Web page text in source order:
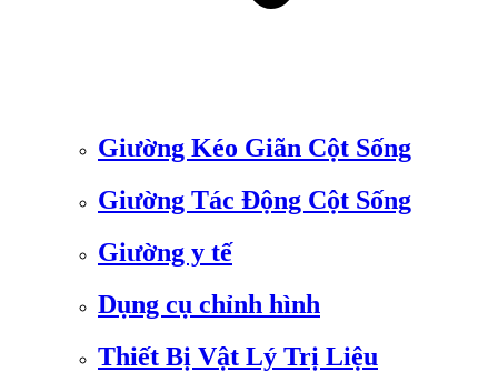
Giường Kéo Giãn Cột Sống
Giường Tác Động Cột Sống
Giường y tế
Dụng cụ chỉnh hình
Thiết Bị Vật Lý Trị Liệu